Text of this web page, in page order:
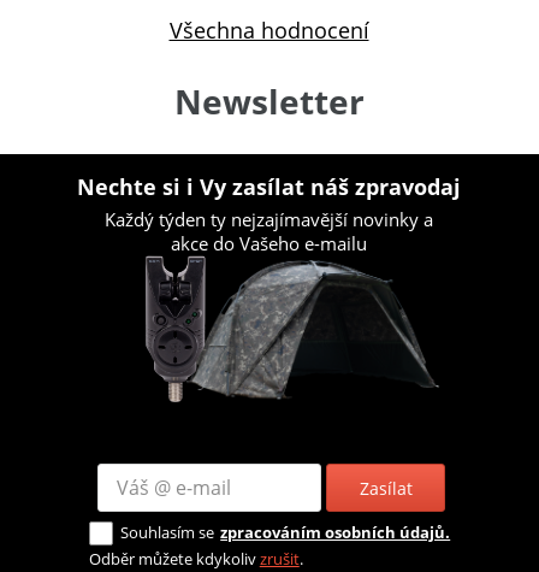
Všechna hodnocení
Newsletter
Nechte si i Vy zasílat náš zpravodaj
Každý týden ty nejzajímavější novinky a
akce do Vašeho e-mailu
Zasílat
Souhlasím se zpracováním osobních údajů.
Odběr můžete kdykolivzrušit.